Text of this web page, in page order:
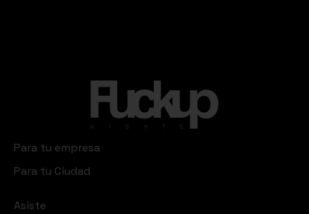
Para tu empresa
Para tu Ciudad
Asiste